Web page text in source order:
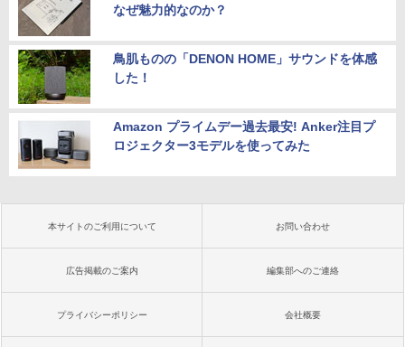
なぜ魅力的なのか？
鳥肌ものの「DENON HOME」サウンドを体感
した！
Amazon プライムデー過去最安! Anker注目プ
ロジェクター3モデルを使ってみた
本サイトのご利用について お問い合わせ
広告掲載のご案内 編集部へのご連絡
プライバシーポリシー 会社概要